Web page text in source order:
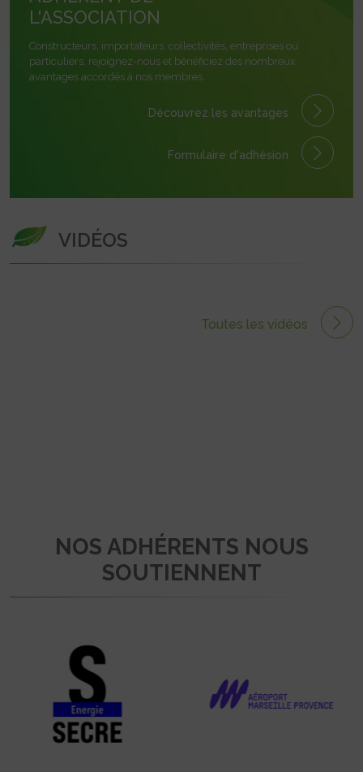
L'ASSOCIATION
Constructeurs, importateurs, collectivités, entreprises ou
particuliers, rejoignez-nous et bénéficiez des nombreux
avantages accordés à nos membres.
Découvrez les avantages
Formulaire d'adhésion
VIDÉOS
Toutes les vidéos
NOS ADHÉRENTS NOUS
SOUTIENNENT